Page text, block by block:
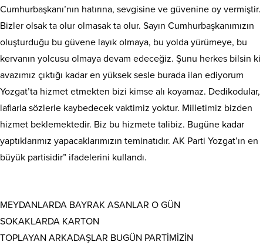
Cumhurbaşkanı’nın hatırına, sevgisine ve güvenine oy vermiştir.
Bizler olsak ta olur olmasak ta olur. Sayın Cumhurbaşkanımızın
oluşturduğu bu güvene layık olmaya, bu yolda yürümeye, bu
kervanın yolcusu olmaya devam edeceğiz. Şunu herkes bilsin ki
avazımız çıktığı kadar en yüksek sesle burada ilan ediyorum
Yozgat’ta hizmet etmekten bizi kimse alı koyamaz. Dedikodular,
laflarla sözlerle kaybedecek vaktimiz yoktur. Milletimiz bizden
hizmet beklemektedir. Biz bu hizmete talibiz. Bugüne kadar
yaptıklarımız yapacaklarımızın teminatıdır. AK Parti Yozgat’ın en
büyük partisidir” ifadelerini kullandı.
MEYDANLARDA BAYRAK ASANLAR O GÜN
SOKAKLARDA KARTON
TOPLAYAN ARKADAŞLAR BUGÜN PARTİMİZİN